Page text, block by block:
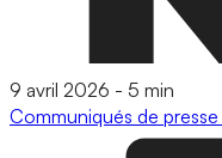
9 avril 2026 - 5 min
Communiqués de presse